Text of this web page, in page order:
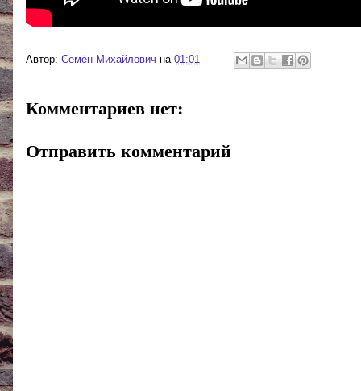
Автор: Cемён Михайлович на 01:01
Комментариев нет:
Отправить комментарий